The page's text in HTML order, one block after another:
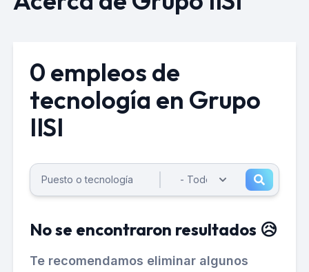
0 empleos de
tecnología en Grupo
IISI
No se encontraron resultados 😥
Te recomendamos eliminar algunos